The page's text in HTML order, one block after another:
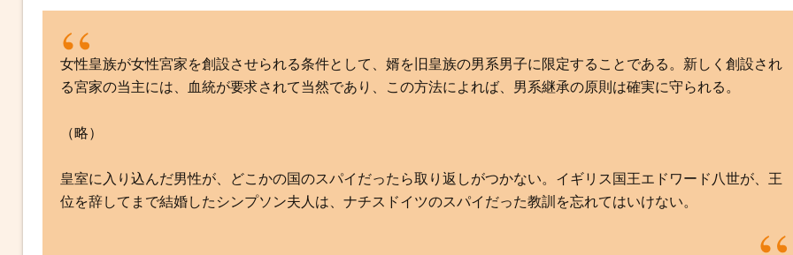
女性皇族が女性宮家を創設させられる条件として、婿を旧皇族の男系男子に限定することである。新しく創設され
る宮家の当主には、血統が要求されて当然であり、この方法によれば、男系継承の原則は確実に守られる。
（略）
皇室に入り込んだ男性が、どこかの国のスパイだったら取り返しがつかない。イギリス国王エドワード八世が、王
位を辞してまで結婚したシンプソン夫人は、ナチスドイツのスパイだった教訓を忘れてはいけない。